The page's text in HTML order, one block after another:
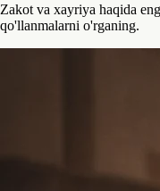
Zakot va xayriya haqida
qo'llanmalarni o'rganing.